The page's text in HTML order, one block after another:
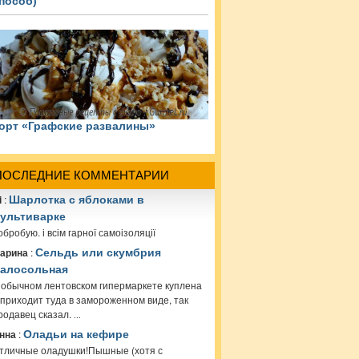
«Графские развалины»
КОММЕНТАРИИ
: Шарлотка с яблоками в
і всім гарної самоізоляції
:Сельдь или скумбрия
лентовском гипермаркете куплена
туда в замороженном виде, так
сказал. ...
:Оладьи на кефире
оладушки!Пышные (хотя с